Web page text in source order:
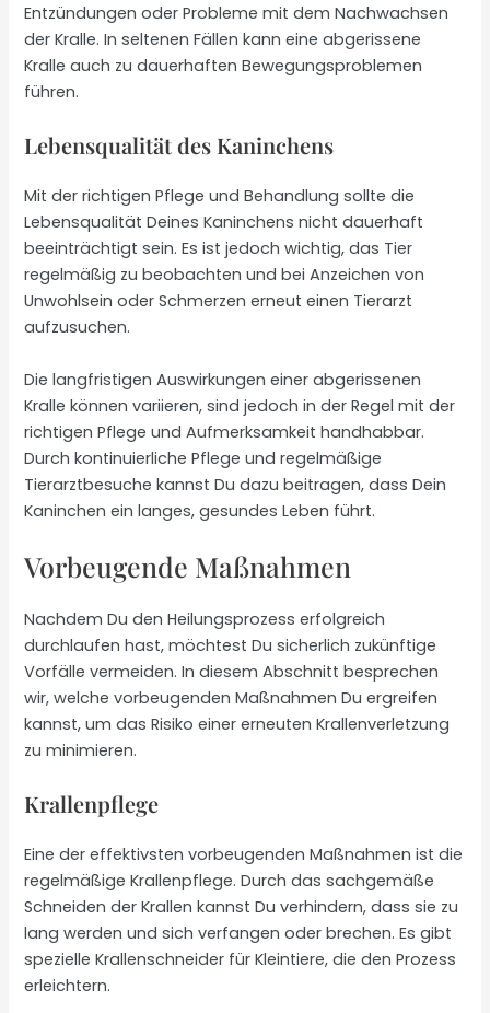
Entzündungen oder Probleme mit dem Nachwachsen
der Kralle. In seltenen Fällen kann eine abgerissene
Kralle auch zu dauerhaften Bewegungsproblemen
führen.
Lebensqualität des Kaninchens
Mit der richtigen Pflege und Behandlung sollte die
Lebensqualität Deines Kaninchens nicht dauerhaft
beeinträchtigt sein. Es ist jedoch wichtig, das Tier
regelmäßig zu beobachten und bei Anzeichen von
Unwohlsein oder Schmerzen erneut einen Tierarzt
aufzusuchen.
Die langfristigen Auswirkungen einer abgerissenen
Kralle können variieren, sind jedoch in der Regel mit der
richtigen Pflege und Aufmerksamkeit handhabbar.
Durch kontinuierliche Pflege und regelmäßige
Tierarztbesuche kannst Du dazu beitragen, dass Dein
Kaninchen ein langes, gesundes Leben führt.
Vorbeugende Maßnahmen
Nachdem Du den Heilungsprozess erfolgreich
durchlaufen hast, möchtest Du sicherlich zukünftige
Vorfälle vermeiden. In diesem Abschnitt besprechen
wir, welche vorbeugenden Maßnahmen Du ergreifen
kannst, um das Risiko einer erneuten Krallenverletzung
zu minimieren.
Krallenpflege
Eine der effektivsten vorbeugenden Maßnahmen ist die
regelmäßige Krallenpflege. Durch das sachgemäße
Schneiden der Krallen kannst Du verhindern, dass sie zu
lang werden und sich verfangen oder brechen. Es gibt
spezielle Krallenschneider für Kleintiere, die den Prozess
erleichtern.